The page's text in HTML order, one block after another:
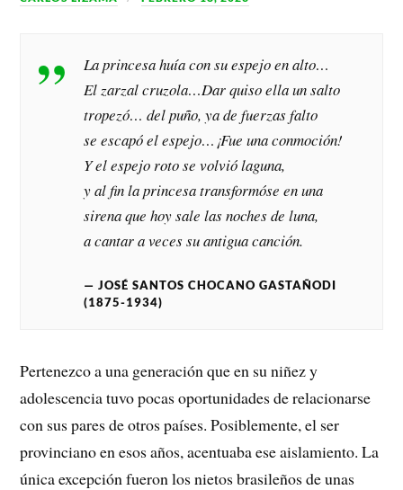
La princesa huía con su espejo en alto…
El zarzal cruzola…Dar quiso ella un salto
tropezó… del puño, ya de fuerzas falto
se escapó el espejo…¡Fue una conmoción!
Y el espejo roto se volvió laguna,
y al fin la princesa transformóse en una
sirena que hoy sale las noches de luna,
a cantar a veces su antigua canción.
JOSÉ SANTOS CHOCANO GASTAÑODI
(1875-1934)
Pertenezco a una generación que en su niñez y
adolescencia tuvo pocas oportunidades de relacionarse
con sus pares de otros países. Posiblemente, el ser
provinciano en esos años, acentuaba ese aislamiento. La
única excepción fueron los nietos brasileños de unas